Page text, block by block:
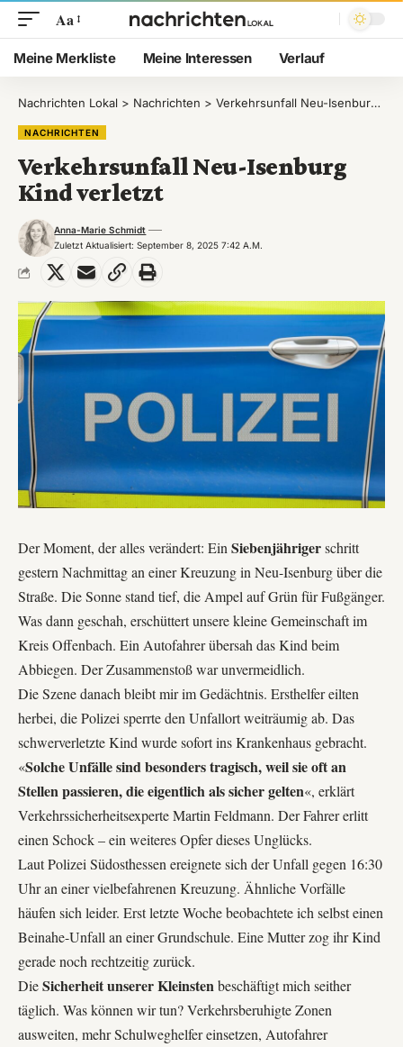
Aa
Meine Merkliste Meine Interessen Verlauf
Nachrichten Lokal > Nachrichten > Verkehrsunfall Neu-Isenburg Kind verletzt
NACHRICHTEN
Verkehrsunfall Neu-Isenburg
Kind verletzt
Zuletzt Aktualisiert: September 8, 2025 7:42 A.m.
Anna-Marie Schmidt
Der Moment, der alles verändert: Ein Siebenjährigerschritt
gestern Nachmittag an einer Kreuzung in Neu-Isenburg über die
Straße. Die Sonne stand tief, die Ampel auf Grün für Fußgänger.
Was dann geschah, erschüttert unsere kleine Gemeinschaft im
Kreis Offenbach. Ein Autofahrer übersah das Kind beim
Abbiegen. Der Zusammenstoß war unvermeidlich.
Die Szene danach bleibt mir im Gedächtnis. Ersthelfer eilten
herbei, die Polizei sperrte den Unfallort weiträumig ab. Das
schwerverletzte Kind wurde sofort ins Krankenhaus gebracht.
«Solche Unfälle sind besonders tragisch, weil sie oft an
Stellen passieren, die eigentlich als sicher gelten«, erklärt
VerkehrssicherheitsexperteMartin Feldmann. Der Fahrer erlitt
einen Schock – ein weiteres Opfer dieses Unglücks.
LautPolizei Südosthessen ereignete sich der Unfall gegen 16:30
Uhr an einer vielbefahrenen Kreuzung. Ähnliche Vorfälle
häufen sich leider. Erst letzte Woche beobachtete ich selbst einen
Beinahe-Unfall an einer Grundschule. Eine Mutter zog ihr Kind
gerade noch rechtzeitig zurück.
DieSicherheit unserer Kleinstenbeschäftigt mich seither
täglich. Was können wir tun? Verkehrsberuhigte Zonen
ausweiten, mehr Schulweghelfer einsetzen, Autofahrer